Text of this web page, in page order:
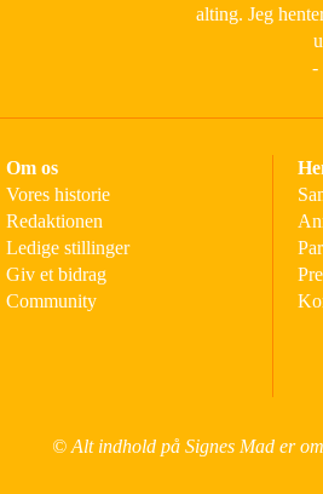
alting. Jeg
-
Om os
Vores historie
Redaktionen
Ledige stillinger
Giv et bidrag
Community
© Alt indhold på Signes Mad er